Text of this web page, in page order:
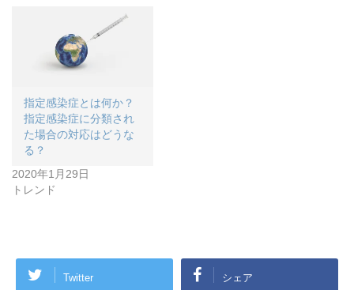
指定感染症とは何か？
指定感染症に分類され
た場合の対応はどうな
る？
2020年1月29日
トレンド
Twitter シェア